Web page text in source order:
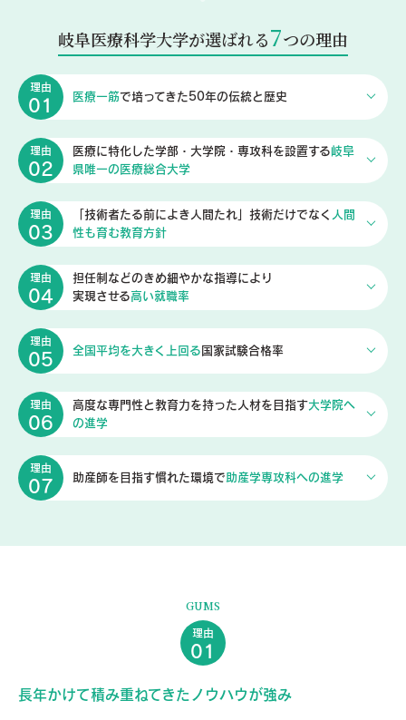
岐阜医療科学大学が選ばれる7つの理由
理由
01 医療一筋で培ってきた50年の伝統と歴史
理由
02
医療に特化した学部・大学院・専攻科を設置する岐阜
県唯一の医療総合大学
理由
03
「技術者たる前によき人間たれ」 技術だけでなく 人間
性も育む教育方針
理由
04
担任制などのきめ細やかな指導により
実現させる高い就職率
理由
05 全国平均を大きく上回る 国家試験合格率
理由
06
高度な専門性と教育力を持った 人材を目指す大学院へ
の進学
理由
07 助産師を目指す慣れた環境で 助産学専攻科への進学
GUMS
理由
01
長年かけて積み重ねてきたノウハウが強み